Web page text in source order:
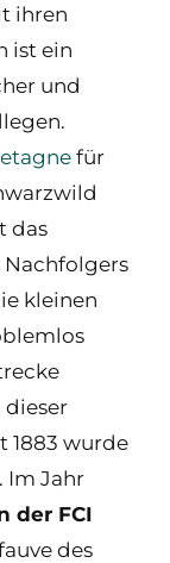
ihren
ist ein
und
für
das
Nachfolgers
kleinen
dieser
1883 wurde
Im Jahr
der FCI
des